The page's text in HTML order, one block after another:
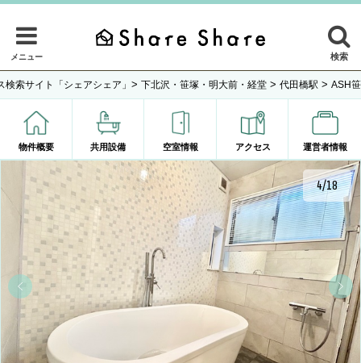
メニュー 検索
検索サイト「シェアシェア」 > 下北沢・笹塚・明大前・経堂 > 代田橋駅 > ASH
物件概要 共用設備 空室情報 アクセス 運営者情報
4/18